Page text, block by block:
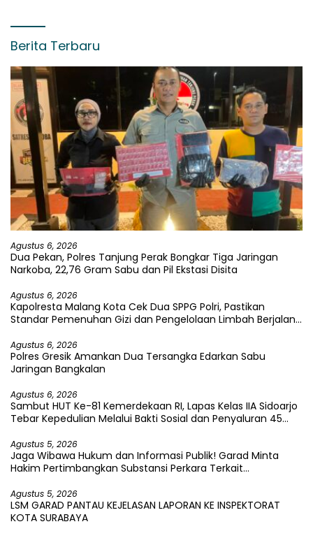
Berita Terbaru
Agustus 6, 2026
Dua Pekan, Polres Tanjung Perak Bongkar Tiga Jaringan
Narkoba, 22,76 Gram Sabu dan Pil Ekstasi Disita
Agustus 6, 2026
Kapolresta Malang Kota Cek Dua SPPG Polri, Pastikan
Standar Pemenuhan Gizi dan Pengelolaan Limbah Berjalan
Agustus 6, 2026
Polres Gresik Amankan Dua Tersangka Edarkan Sabu
Jaringan Bangkalan
Agustus 6, 2026
Sambut HUT Ke-81 Kemerdekaan RI, Lapas Kelas IIA Sidoarjo
Tebar Kepedulian Melalui Bakti Sosial dan Penyaluran 45
Agustus 5, 2026
Jaga Wibawa Hukum dan Informasi Publik! Garad Minta
Hakim Pertimbangkan Substansi Perkara Terkait
Agustus 5, 2026
LSM GARAD PANTAU KEJELASAN LAPORAN KE INSPEKTORAT
KOTA SURABAYA